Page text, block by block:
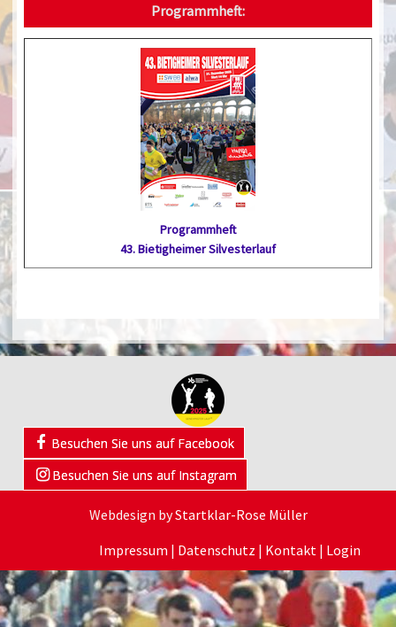
Programmheft:
Programmheft
43. Bietig­heimer Silvester­lauf
Besuchen Sie uns auf Facebook
Besuchen Sie uns auf Instagram
Webdesign byStartklar-Rose Müller
Impressum | Datenschutz | Kontakt | Login